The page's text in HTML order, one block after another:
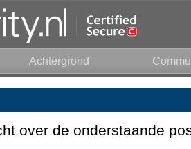
Achtergrond
over de onderstaande